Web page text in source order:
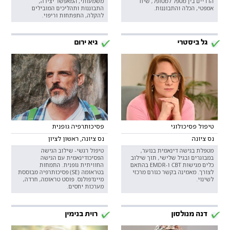
אמפטי, הכלה והתבוננות.
התבוננות ותהליכים המובילים
להקלה, התפתחות וריפוי.
גל ביסטרי
טיפול פסיכולוגי
נס ציונה
מטפלת בגישה דינאמית בנוער,
במבוגרים ובגיל שלישי, תוך שילוב
כלים מגישות CBT ו-EMDR בהתאם
לצורך. מאמינה בקשר כגורם מרכזי
לשינוי.
גיא ירום
פסיכותרפיה גופנית
נס ציונה, ראשון לציון
טיפול רגשי- שילוב הגישה
הפסיכודינאמית עם הגישה
החוויתית גופנית. התמחות
בטראומה (SE) פסיכותרפיה מבוססת
מיינדפולנס. פוסט טראומה, חרדה,
מערכות יחסים.
דנה מנולסון רוית בנימין